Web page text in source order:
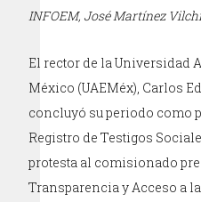
INFOEM, José Martínez
El rector de la Universidad
México (UAEMéx), Carlos
concluyó su periodo como
Registro de Testigos
protesta al comisionado
Transparencia y Acceso a